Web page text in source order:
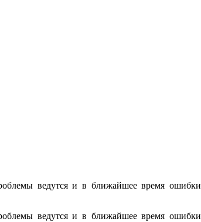
ведутся и в ближайшее время ошибки
ведутся и в ближайшее время ошибки